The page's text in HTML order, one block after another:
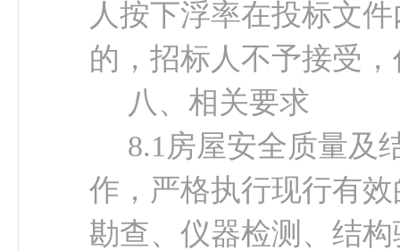
人按下浮率在投标文
的，招标人不予接受
八、相关要求
8.1 房屋安全质量及
作，严格执行现行有
勘查、仪器检测、结